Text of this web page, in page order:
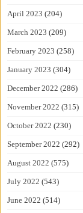
April 2023 (204)
March 2023 (209)
February 2023 (258)
January 2023 (304)
December 2022 (286)
November 2022 (315)
October 2022 (230)
September 2022 (292)
August 2022 (575)
July 2022 (543)
June 2022 (514)